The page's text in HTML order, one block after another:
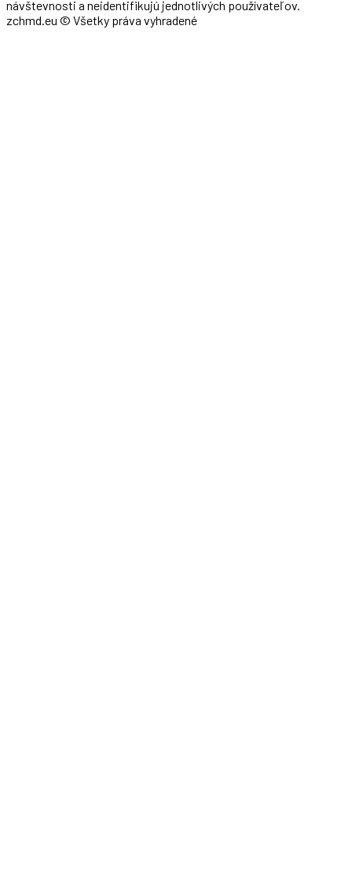
návštevnosti a neidentifikujú jednotlivých používateľov.
zchmd.eu © Všetky práva vyhradené